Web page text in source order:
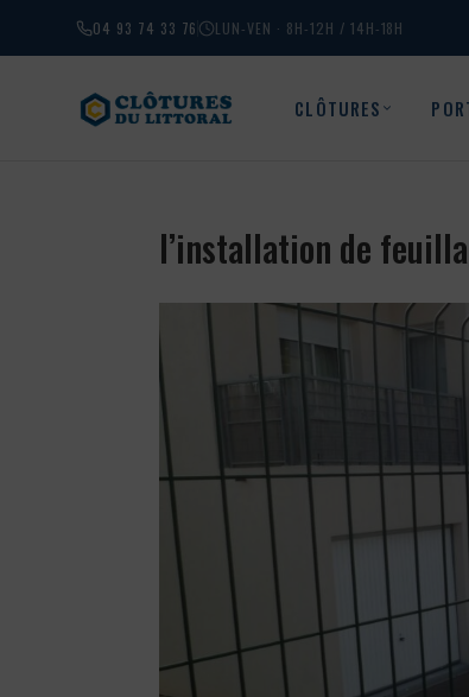
04 93 74 33 76 LUN-VEN · 8H-12H / 14H-18H
CLÔTURES
l’installation de